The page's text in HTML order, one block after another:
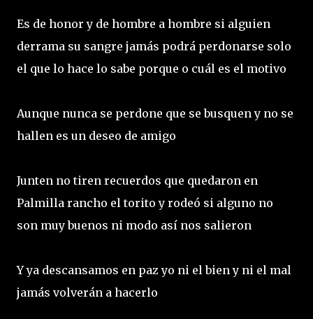
Es de honor y de hombre a hombre si alguien
derrama su sangre jamás podrá perdonarse solo
el que lo hace lo sabe porque o cuál es el motivo
Aunque nunca se perdone que se busquen y no se
hallen es un deseo de amigo
Junten no tiren recuerdos que quedaron en
Palmilla rancho el torito y rodeó si alguno no
son muy buenos ni modo así nos salieron
Y ya descansamos en paz yo ni el bien y ni el mal
jamás volverán a hacerlo